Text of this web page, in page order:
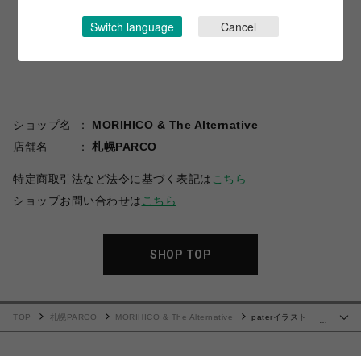
ショップ名
MORIHICO & The Alternative
店舗名
札幌PARCO
特定商取引法など法令に基づく表記は こちら
ショップお問い合わせは こちら
SHOP TOP
…
TOP 札幌PARCO MORIHICO & The Alternative
paterイラスト
Switch language Cancel